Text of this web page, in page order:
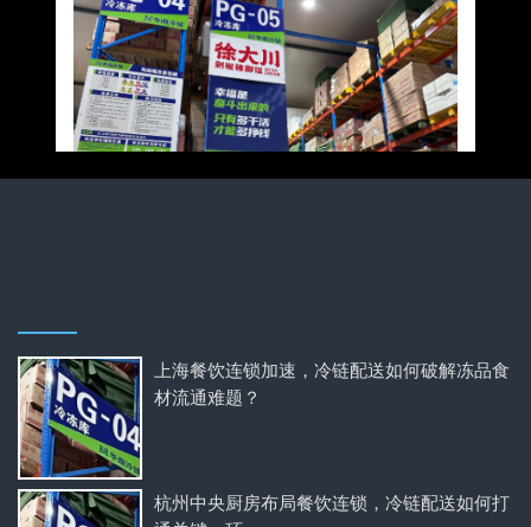
上海餐饮连锁加速，冷链配送如何破解冻品食
材流通难题？
杭州中央厨房布局餐饮连锁，冷链配送如何打